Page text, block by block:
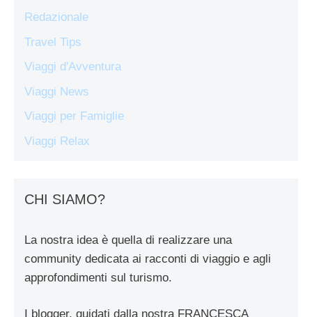
Redazionale
Travel Tips
Viaggi d'Avventura
Viaggi News
Viaggi per Famiglie
Viaggi Relax
CHI SIAMO?
La nostra idea è quella di realizzare una
community dedicata ai racconti di viaggio e agli
approfondimenti sul turismo.
I blogger, guidati dalla nostra FRANCESCA